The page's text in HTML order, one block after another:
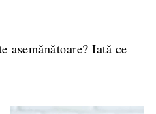
asemănătoare? Iată ce